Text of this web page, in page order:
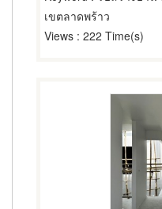
เขตลาดพร้าว
Views : 222 Time(s)